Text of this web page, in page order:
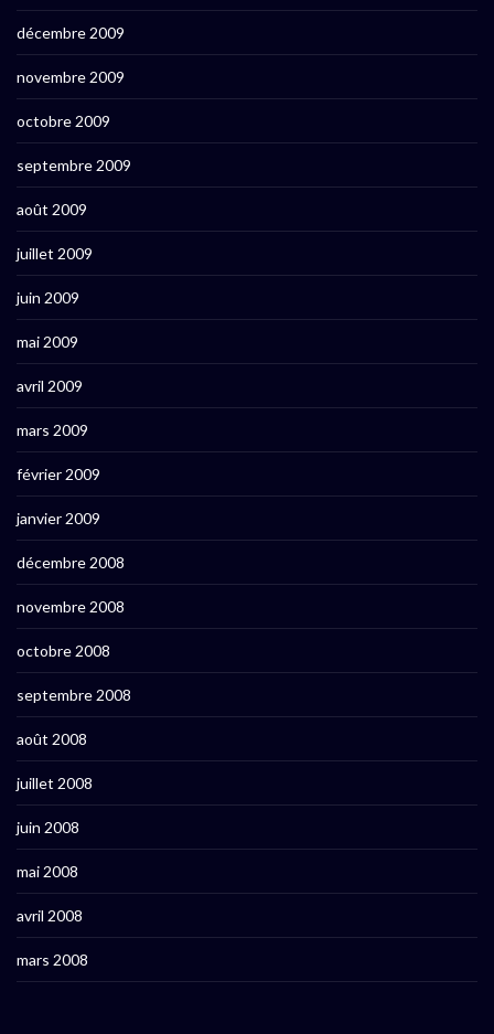
décembre 2009
novembre 2009
octobre 2009
septembre 2009
août 2009
juillet 2009
juin 2009
mai 2009
avril 2009
mars 2009
février 2009
janvier 2009
décembre 2008
novembre 2008
octobre 2008
septembre 2008
août 2008
juillet 2008
juin 2008
mai 2008
avril 2008
mars 2008